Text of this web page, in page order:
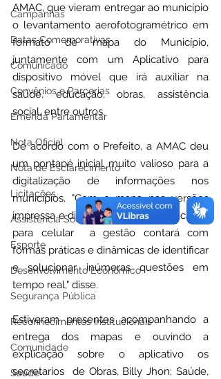
Campanhas
Datas Comemorativas
Comunicado
Convênios e Parcerias
Emenda Parlamentar
Nota Oficial
Nota de Esclarecimento
Licitações
Assistência Social
Esporte
Desenvolvimento Econômico
Segurança Pública
Reconhecimentos Institucionais
Comunidade
Saúde
AMAC, que vieram entregar ao município
o levantamento aerofotogramétrico em
formato de mapa do Município,
juntamente com um Aplicativo para
dispositivo móvel que irá auxiliar na
saúde, educação, obras, assistência
social, entre outros.
De acordo com o Prefeito, a AMAC deu
um pontapé inicial muito valioso para a
digitalização de informações nos
municipios. "Com o mapa nas versões
impressa e digital e o apoio do aplicativo
para celular  a gestão contará com
formas práticas e dinâmicas de identificar
e solucionar inúmeras questões em
tempo real," disse.
Estiveram presentes acompanhando a
entrega dos mapas e ouvindo a
explicação sobre o aplicativo os
secretarios  de Obras, Billy Jhon; Saúde,